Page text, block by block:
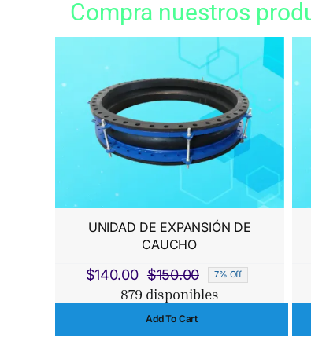
Compra nuestros
UNIDAD DE EXPANSIÓN DE
CAUCHO
$150.00
El
precio
$140.00
El
precio
7% Off
879 disponibles
Add To Cart